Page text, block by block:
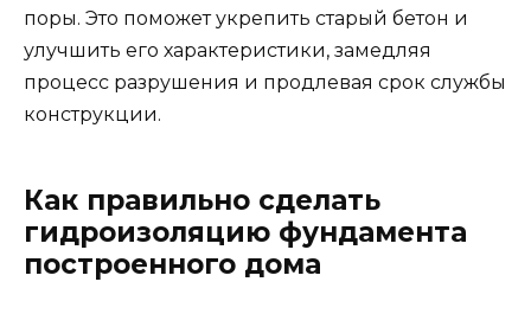
поры. Это поможет укрепить старый бетон и
улучшить его характеристики, замедляя
процесс разрушения и продлевая срок службы
конструкции.
Как правильно сделать
гидроизоляцию фундамента
построенного дома